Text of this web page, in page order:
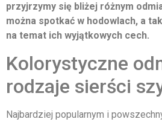
przyjrzymy się bliżej różnym
można spotkać w hodowlach, a
na temat ich wyjątkowych cech.
Kolorystyczne
rodzaje sierści
Najbardziej popularnym i